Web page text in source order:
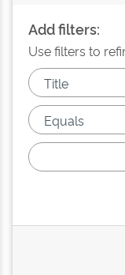
Add filters:
Use filters to